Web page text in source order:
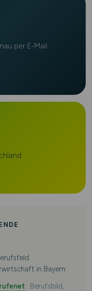
per E-Mail
in Bayern:
· Berufsbild,